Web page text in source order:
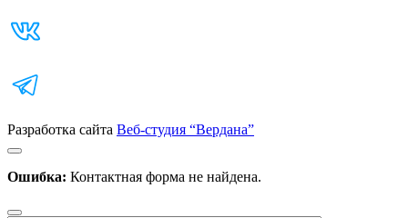
Разработка сайта Веб-студия “Вердана”
Ошибка: Контактная форма не найдена.